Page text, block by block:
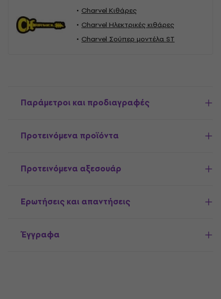
Charvel Κιθάρες
Charvel Ηλεκτρικές κιθάρες
Charvel Σούπερ μοντέλα ST
Παράμετροι και προδιαγραφές
Προτεινόμενα προϊόντα
Προτεινόμενα αξεσουάρ
Ερωτήσεις και απαντήσεις
Έγγραφα